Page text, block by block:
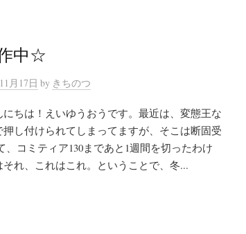
中☆
月17日 by きちのつ
ちは！えいゆうおうです。最近は、変態王な
押し付けられてしまってますが、そこは断固受
、コミティア130まであと1週間を切ったわけ
れ、これはこれ。ということで、冬...